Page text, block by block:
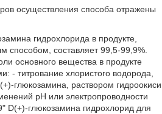
осуществления способа отражены
гидрохлорида в продукте,
способом, составляет 99,5-99,9%.
основного вещества в продукте
- титрование хлористого водорода,
глюкозамина, раствором гидроокиси
pH или электропроводности
D(+)-глюкозамина гидрохлорид для